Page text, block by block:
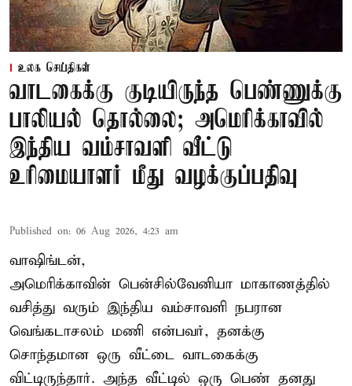
உலக செய்திகள்
வாடகைக்கு குடியிருந்த பெண்ணுக்கு
பாலியல் தொல்லை; அமெரிக்காவில்
இந்திய வம்சாவளி வீட்டு
உரிமையாளர் மீது வழக்குப்பதிவு
Published on: 06 Aug 2026, 4:23 am
வாஷிங்டன்,
அமெரிக்காவின் பென்சில்வேனியா மாகாணத்தில்
வசித்து வரும் இந்திய வம்சாவளி நபரான
வெங்கடாசலம் மணி என்பவர், தனக்கு
சொந்தமான ஒரு வீட்டை வாடகைக்கு
விட்டிருந்தார். அந்த வீட்டில் ஒரு பெண் தனது